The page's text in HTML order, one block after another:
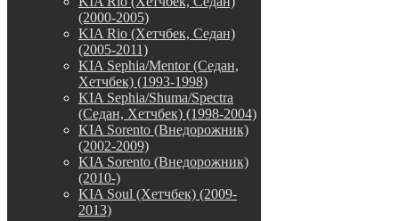
(2000-2005)
KIA Rio (Хетчбек, Седан)
(2005-2011)
KIA Sephia/Mentor (Седан,
Хетчбек) (1993-1998)
KIA Sephia/Shuma/Spectra
(Седан, Хетчбек) (1998-2004)
KIA Sorento (Внедорожник)
(2002-2009)
KIA Sorento (Внедорожник)
(2010-)
KIA Soul (Хетчбек) (2009-
2013)